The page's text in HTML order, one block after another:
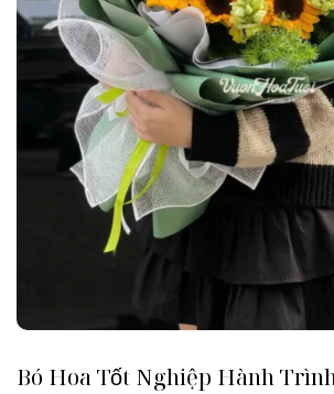
Bó Hoa Tốt Nghiệp Hành